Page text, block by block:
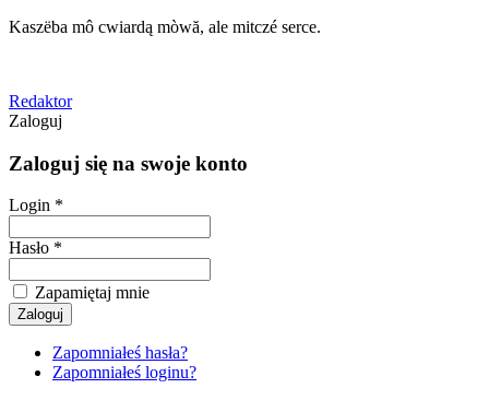
Kaszëba mô cwiardą mòwă, ale mitczé serce.
Redaktor
Zaloguj
Zaloguj się na swoje konto
Login *
Hasło *
Zapamiętaj mnie
Zapomniałeś hasła?
Zapomniałeś loginu?